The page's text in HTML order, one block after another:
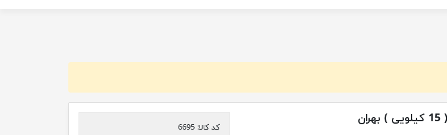
کد کالا: 6695